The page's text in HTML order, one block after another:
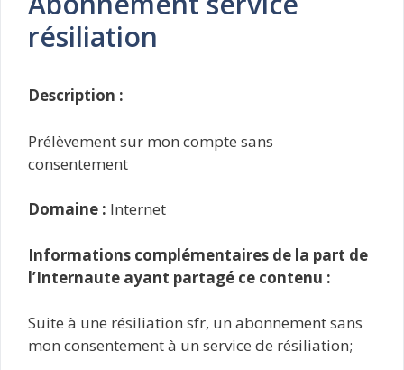
résiliation
Description :
Prélèvement sur mon compte sans
consentement
Domaine : Internet
Informations complémentaires de la part de
l’Internaute ayant partagé ce contenu :
Suite à une résiliation sfr, un abonnement sans
mon consentement à un service de résiliation;